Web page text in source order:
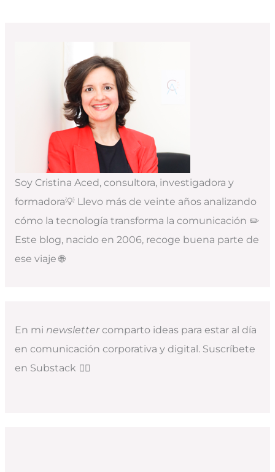
Soy Cristina Aced, consultora, investigadora y
formadora💡 Llevo más de veinte años analizando
cómo la tecnología transforma la comunicación ✏️
Este blog, nacido en 2006, recoge buena parte de
ese viaje 🌐
En mi newslettercomparto ideas para estar al día
en comunicación corporativa y digital. Suscríbete
en Substack 👇🏻